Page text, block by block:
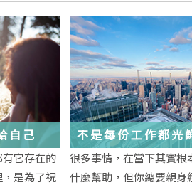
自己
它存在的
是為了祝
不是每份工作都光
段經歷都在偷偷改
很多事情，在當下其實根
什麼幫助，但你總要親身